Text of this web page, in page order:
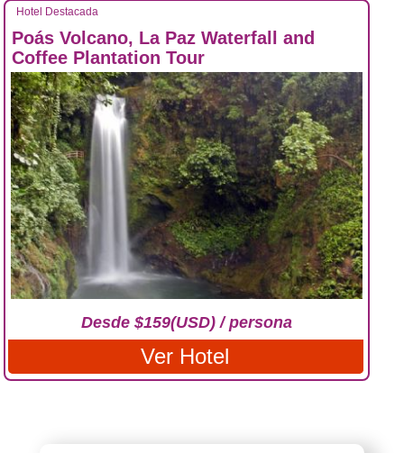
Hotel Destacada
Poás Volcano, La Paz Waterfall and
Coffee Plantation Tour
Desde $159(USD) / persona
Ver Hotel